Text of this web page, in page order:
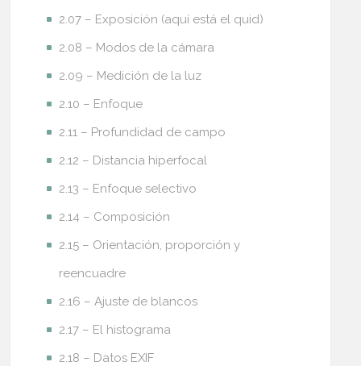
2.07 – Exposición (aquí está el quid)
2.08 – Modos de la cámara
2.09 – Medición de la luz
2.10 – Enfoque
2.11 – Profundidad de campo
2.12 – Distancia hiperfocal
2.13 – Enfoque selectivo
2.14 – Composición
2.15 – Orientación, proporción y
reencuadre
2.16 – Ajuste de blancos
2.17 – El histograma
2.18 – Datos EXIF